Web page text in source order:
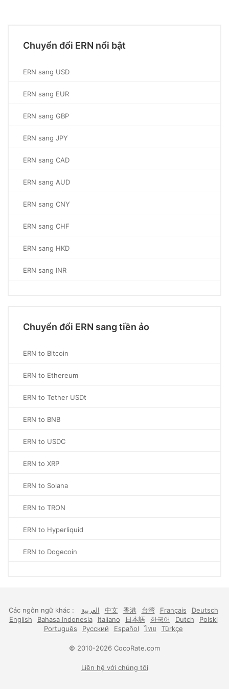
Chuyển đổi ERN nổi bật
ERN sang USD
ERN sang EUR
ERN sang GBP
ERN sang JPY
ERN sang CAD
ERN sang AUD
ERN sang CNY
ERN sang CHF
ERN sang HKD
ERN sang INR
Chuyển đổi ERN sang tiền ảo
ERN to Bitcoin
ERN to Ethereum
ERN to Tether USDt
ERN to BNB
ERN to USDC
ERN to XRP
ERN to Solana
ERN to TRON
ERN to Hyperliquid
ERN to Dogecoin
Các ngôn ngữ khác : العربية 中文 香港 台湾 Français
Deutsch
English
Bahasa Indonesia Italiano 日本語 한국어 Dutch
Polski
Português
Русский Español ไทย Türkçe
© 2010-2026 CocoRate.com
Liên hệ với chúng tôi